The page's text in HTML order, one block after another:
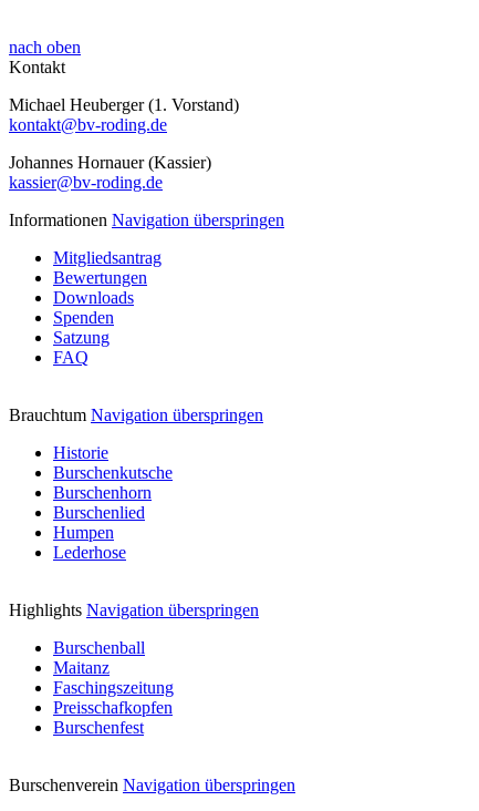
nach oben
Kontakt
Michael Heuberger (1. Vorstand)
kontakt@bv-roding.de
Johannes Hornauer (Kassier)
kassier@bv-roding.de
Informationen Navigation überspringen
Mitgliedsantrag
Bewertungen
Downloads
Spenden
Satzung
FAQ
Brauchtum Navigation überspringen
Historie
Burschenkutsche
Burschenhorn
Burschenlied
Humpen
Lederhose
Highlights Navigation überspringen
Burschenball
Maitanz
Faschingszeitung
Preisschafkopfen
Burschenfest
Burschenverein Navigation überspringen